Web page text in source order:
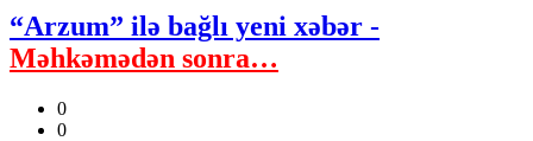
“Arzum” ilə bağlı yeni xəbər -
Məhkəmədən sonra…
0
0